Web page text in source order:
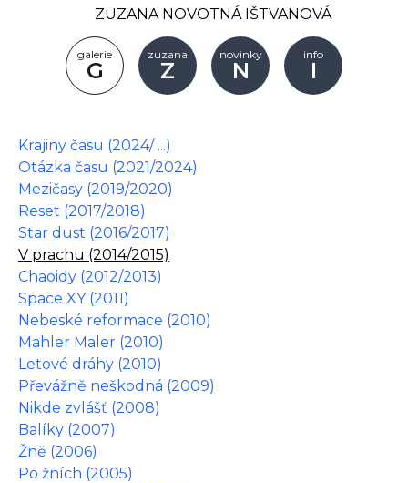
ZUZANA NOVOTNÁ IŠTVANOVÁ
galerie
G
zuzana
Z
novinky
N
info
I
Krajiny času (2024/ ...)
Otázka času (2021/2024)
Mezičasy (2019/2020)
Reset (2017/2018)
Star dust (2016/2017)
V prachu (2014/2015)
Chaoidy (2012/2013)
Space XY (2011)
Nebeské reformace (2010)
Mahler Maler (2010)
Letové dráhy (2010)
Převážně neškodná (2009)
Nikde zvlášť (2008)
Balíky (2007)
Žně (2006)
Po žních (2005)